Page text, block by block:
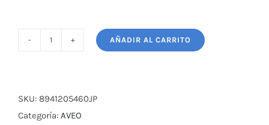
PARA
CHEVROLET
AÑADIR AL CARRITO
SKU: 8941205460JP
Categoría: AVEO